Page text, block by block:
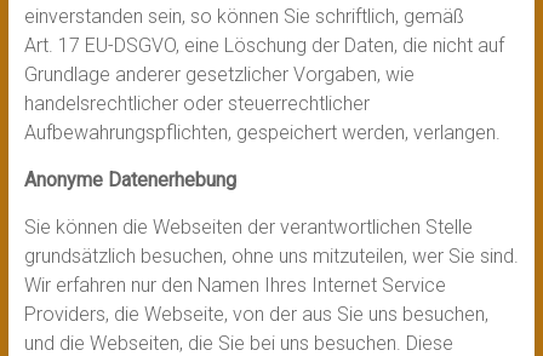
einverstanden sein, so können Sie schriftlich, gemäß
Art. 17 EU-DSGVO, eine Löschung der Daten, die nicht auf
Grundlage anderer gesetzlicher Vorgaben, wie
handelsrechtlicher oder steuerrechtlicher
Aufbewahrungspflichten, gespeichert werden, verlangen.
Anonyme Datenerhebung
Sie können die Webseiten der verantwortlichen Stelle
grundsätzlich besuchen, ohne uns mitzuteilen, wer Sie sind.
Wir erfahren nur den Namen Ihres Internet Service
Providers, die Webseite, von der aus Sie uns besuchen,
und die Webseiten, die Sie bei uns besuchen. Diese